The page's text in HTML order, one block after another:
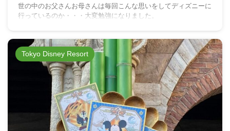
世の中のお父さんお母さんは毎回こんな思いをしてディズニーに
行っているのか・・・大変勉強になりました。
Tokyo Disney Resort